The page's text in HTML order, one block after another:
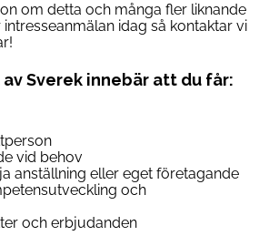
om detta och många fler liknande
idag så kontaktar vi
Sverek innebär att du får:
vid behov
anställning eller eget företagande
och
och erbjudanden